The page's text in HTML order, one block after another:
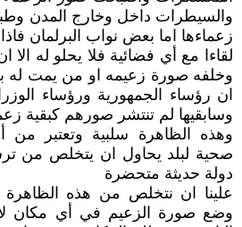
والسيطرات داخل وخارج المدن
زعماءها اما بعض نواب البرلمان
لقاءا مع أي فضائية فلا يحلو له
وخلفه صورة زعيمه او من يمت له
ان رؤساء الجمهورية ورؤساء
وسابقيها لم تنتشر صورهم كبقية
وهذه الظاهرة سلبية وتعتبر من
صحية لبلد يحاول ان يتخلص من
دولة حديثة متحضرة
علينا ان نتخلص من هذه الظاهرة
وضع صورة الزعيم في أي مكان